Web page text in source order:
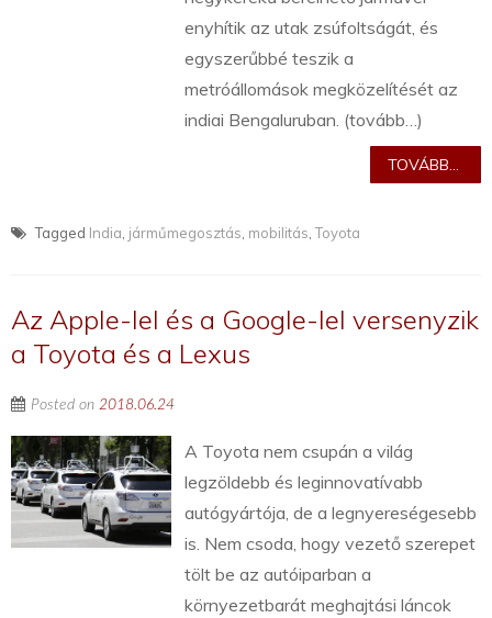
enyhítik az utak zsúfoltságát, és
egyszerűbbé teszik a
metróállomások megközelítését az
indiai Bengaluruban. (tovább…)
TOVÁBB...
Tagged India járműmegosztás mobilitás ,Toyota
Az Apple-lel és a Google-lel versenyzik
a Toyota és a Lexus
Posted on 2018.06.24
A Toyota nem csupán a világ
legzöldebb és leginnovatívabb
autógyártója, de a legnyereségesebb
is. Nem csoda, hogy vezető szerepet
tölt be az autóiparban a
környezetbarát meghajtási láncok